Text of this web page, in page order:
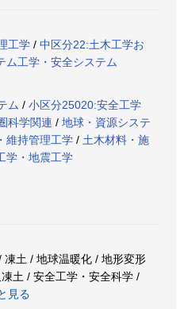
工学 / 中区分22:土木工学お
ム工学・安全システム
ム / 小区分25020:安全工学
科学関連 / 地球・資源システ
維持管理工学 / 土木材料・施
学・地震工学
土 / 地球温暖化 / 地形変形
土 / 安全工学・安全科学 /
見る